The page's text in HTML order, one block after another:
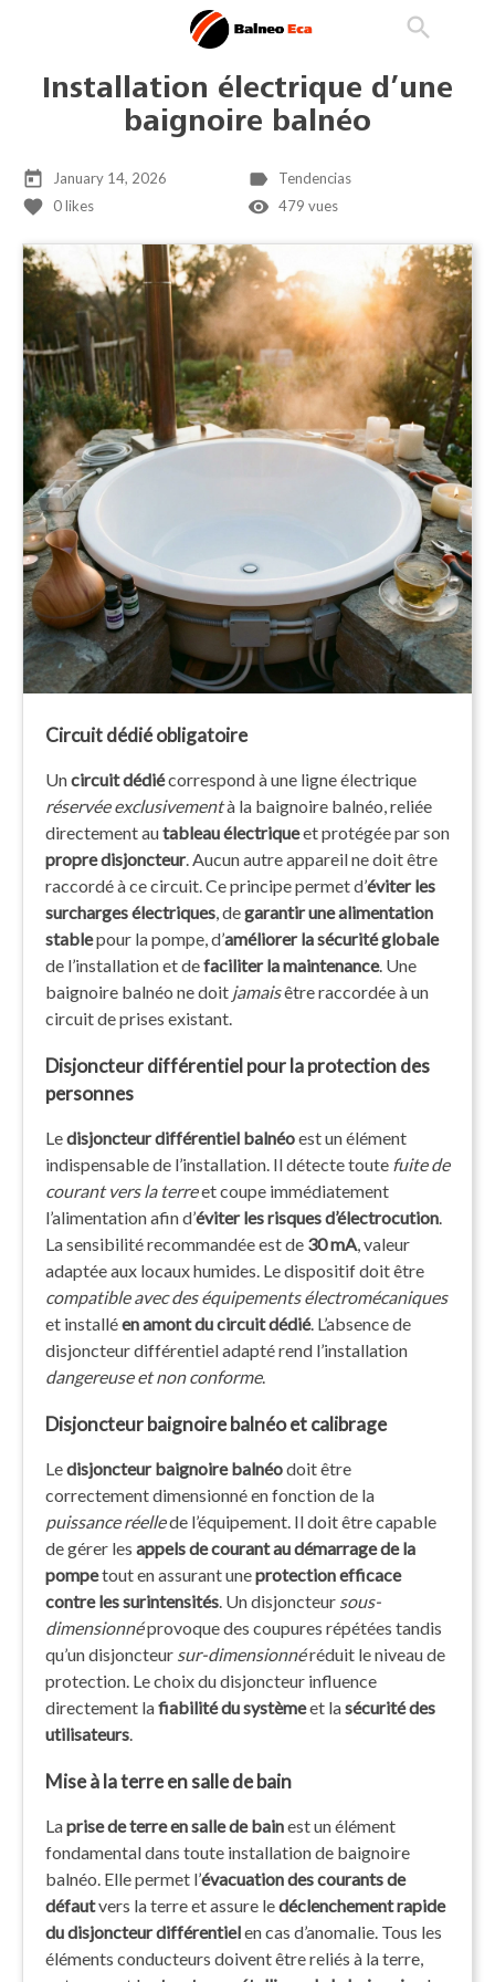
search
Installation électrique d’une
baignoire balnéo
today January 14, 2026 label Tendencias
favorite 0likes remove_red_eye 479 vues
Circuit dédié obligatoire
Uncircuit dédiécorrespond à une ligne électrique
réservée exclusivementà la baignoire balnéo, reliée
directement autableau électriqueet protégée par son
propre disjoncteur. Aucun autre appareil ne doit être
raccordé à ce circuit. Ce principe permet d’éviter les
surcharges électriques, degarantir une alimentation
stablepour la pompe, d’améliorer la sécurité globale
de l’installation et defaciliter la maintenance. Une
baignoire balnéo ne doit jamaisêtre raccordée à un
circuit de prises existant.
Disjoncteur différentiel pour la protection des
personnes
Ledisjoncteur différentiel balnéoest un élément
indispensable de l’installation. Il détecte toute fuite de
courant vers la terreet coupe immédiatement
l’alimentation afin d’éviter les risques d’électrocution.
La sensibilité recommandée est de 30 mA, valeur
adaptée aux locaux humides. Le dispositif doit être
compatible avec des équipements électromécaniques
et installéen amont du circuit dédié. L’absence de
disjoncteur différentiel adapté rend l’installation
dangereuse et non conforme.
Disjoncteur baignoire balnéo et calibrage
Ledisjoncteur baignoire balnéodoit être
correctement dimensionné en fonction de la
puissance réellede l’équipement. Il doit être capable
de gérer les appels de courant au démarrage de la
pompetout en assurant uneprotection efficace
contre les surintensités. Un disjoncteur sous-
dimensionnéprovoque des coupures répétées tandis
qu’un disjoncteur sur-dimensionnéréduit le niveau de
protection. Le choix du disjoncteur influence
directement lafiabilité du systèmeet lasécurité des
utilisateurs.
Mise à la terre en salle de bain
Laprise de terre en salle de bainest un élément
fondamental dans toute installation de baignoire
balnéo. Elle permet l’évacuation des courants de
défautvers la terre et assure ledéclenchement rapide
du disjoncteur différentielen cas d’anomalie. Tous les
éléments conducteurs doivent être reliés à la terre,